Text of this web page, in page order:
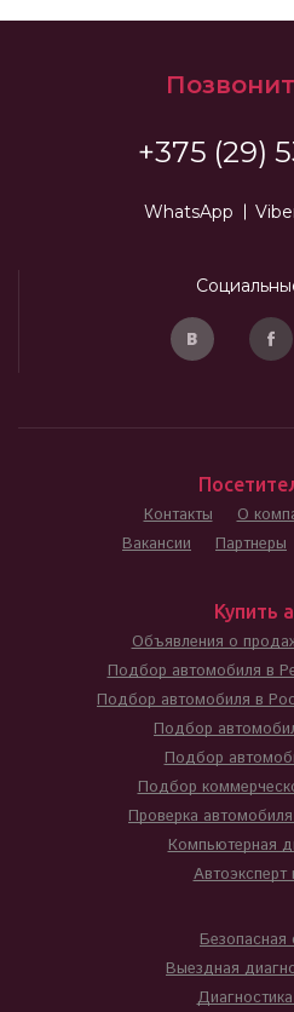
+375 (29)
WhatsApp
Контакты О
Вакансии
Партнеры
Купить
Объявления о
Подбор автомобиля в
Подбор автомобиля в
Подбор
Подбор
Подбор
Проверка
Компьютерная
Автоэксперт
Безопасная
Выездная